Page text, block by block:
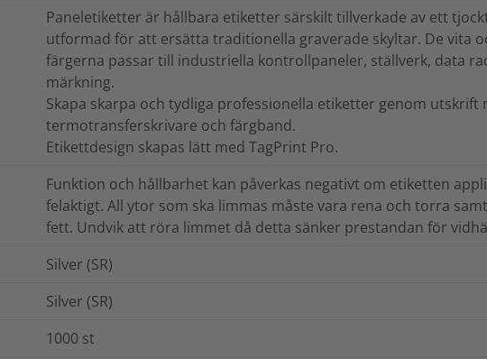
Paneletiketter är hållbara etiketter särskilt tillverkade av ett
utformad för att ersätta traditionella graverade skyltar. De vita
färgerna passar till industriella kontrollpaneler, ställverk, data
märkning.
Skapa skarpa och tydliga professionella etiketter genom utskrift
termotransferskrivare och färgband.
Etikettdesign skapas lätt med TagPrint Pro.
Funktion och hållbarhet kan påverkas negativt om etiketten
felaktigt. All ytor som ska limmas måste vara rena och torra
fett. Undvik att röra limmet då detta sänker prestandan för
Silver (SR)
Silver (SR)
1000 st